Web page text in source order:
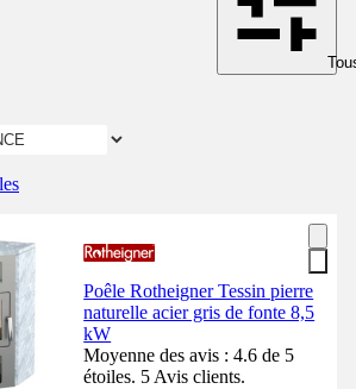
Poêle Rotheigner Tessin pierre
naturelle acier gris de fonte 8,5
kW
Moyenne des avis : 4.6 de 5
étoiles. 5 Avis clients.